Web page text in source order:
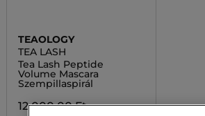
TEAOLOGY
TEA LASH
Tea Lash Peptide
Volume Mascara
Szempillaspirál
12 000,00 Ft